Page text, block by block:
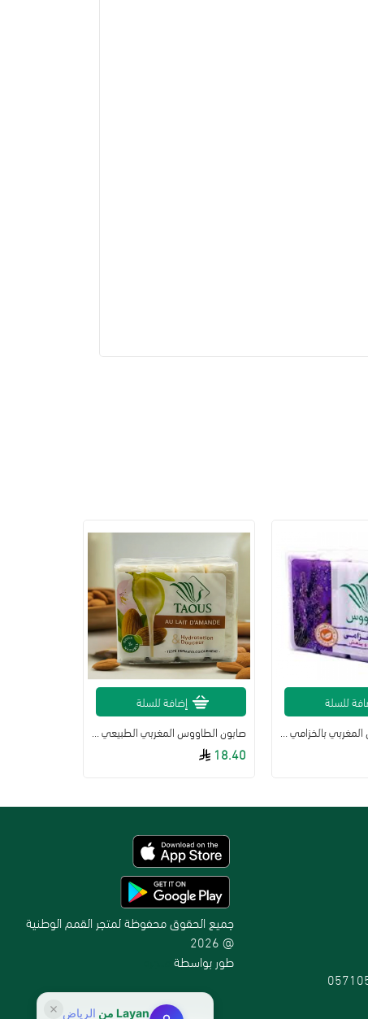
للسلة
18.40
إضافة للسلة
جميع الحقوق محفوظة لمتجر القمم الوطنية
@ 2026
طور بواسطة
Layan من الرياض